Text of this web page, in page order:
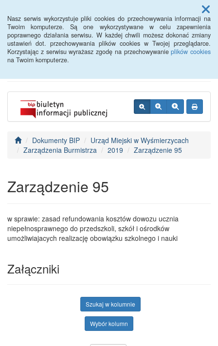
Nasz serwis wykorzystuje pliki cookies do przechowywania informacji na
Twoim komputerze. Są one wykorzystywane w celu zapewnienia
poprawnego działania serwisu. W każdej chwili możesz dokonać zmiany
ustawień dot. przechowywania plików cookies w Twojej przeglądarce.
Korzystając z serwisu wyrażasz zgodę na przechowywanieplików cookies
na Twoim komputerze.
Menu
BIP - Urząd Miejski
Wyśmierzyce
Dokumenty BIP
Urząd Miejski w Wyśmierzycach
Zarządzenia Burmistrza
2019 Zarządzenie 95
Zarządzenie 95
w sprawie: zasad refundowania kosztów dowozu ucznia
niepełnosprawnego do przedszkoli, szkół i ośrodków
umożliwiajacych realizację obowiązku szkolnego i nauki
Załączniki
Szukaj w kolumnie
Wybór kolumn